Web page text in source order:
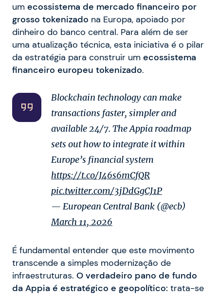
um ecossistema de mercado financeiro por
grosso tokenizado na Europa, apoiado por
dinheiro do banco central. Para além de ser
uma atualização técnica, esta iniciativa é o pilar
da estratégia para construir um ecossistema
financeiro europeu tokenizado.
Blockchain technology can make
transactions faster, simpler and
available 24/7. The Appia roadmap
sets out how to integrate it within
Europe’s financial system
https://t.co/J46s6mCfQR
pic.twitter.com/3jDdGgCJ1P
— European Central Bank (@ecb)
March 11, 2026
É fundamental entender que este movimento
transcende a simples modernização de
infraestruturas. O verdadeiro pano de fundo
da Appia é estratégico e geopolítico: trata-se